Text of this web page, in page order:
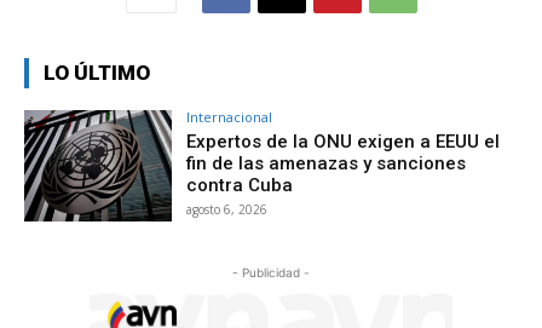
LO ÚLTIMO
Internacional
Expertos de la ONU exigen a EEUU el
fin de las amenazas y sanciones
contra Cuba
agosto 6, 2026
- Publicidad -